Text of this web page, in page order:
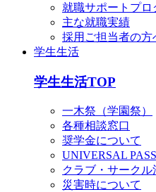
就職サポートプロ
主な就職実績
採用ご担当者の方
学生生活
学生生活TOP
一木祭（学園祭）
各種相談窓口
奨学金について
UNIVERSAL
クラブ・サークル
災害時について